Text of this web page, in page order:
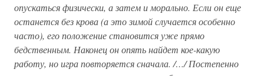
опускаться физически, а затем и морально. Если он еще
останется без крова (а это зимой случается особенно
часто), его положение становится уже прямо
бедственным. Наконец он опять найдет кое-какую
работу, но игра повторяется сначала. /…/ Постепенно